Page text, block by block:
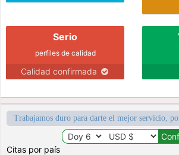
Serio
perfiles de calidad
Calidad confirmada
Trabajamos duro para darte el mejor servicio,
Citas por país